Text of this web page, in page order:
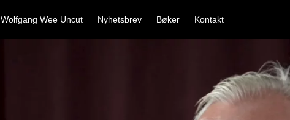
Wolfgang Wee Uncut Nyhetsbrev Bøker Kontakt